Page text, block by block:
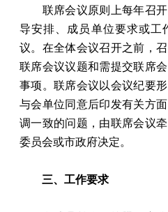
联席会议原则上每年召开
导安排、成员单位要求或工
议。在全体会议召开之前，
联席会议议题和需提交联席
事项。联席会议以会议纪要
与会单位同意后印发有关方
调一致的问题，由联席会议
委员会或市政府决定。
三、工作要求